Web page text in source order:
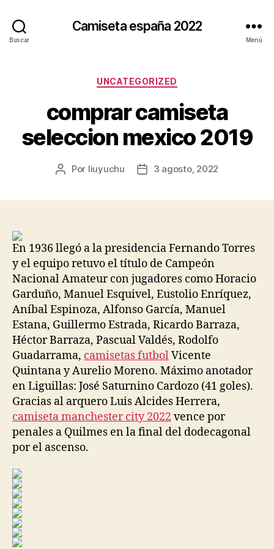
Buscar
Camiseta españa 2022
Menú
Categorías
UNCATEGORIZED
comprar camiseta
seleccion mexico 2019
Autor
Por liuyuchu
Fecha3 agosto, 2022
En 1936 llegó a la presidencia Fernando Torres
y el equipo retuvo el título de Campeón
Nacional Amateur con jugadores como Horacio
Garduño, Manuel Esquivel, Eustolio Enríquez,
Aníbal Espinoza, Alfonso García, Manuel
Estana, Guillermo Estrada, Ricardo Barraza,
Héctor Barraza, Pascual Valdés, Rodolfo
Guadarrama, camisetas futbolVicente
Quintana y Aurelio Moreno. Máximo anotador
en Liguillas: José Saturnino Cardozo (41 goles).
Gracias al arquero Luis Alcides Herrera,
camiseta manchester city 2022 vence por
penales a Quilmes en la final del dodecagonal
por el ascenso.